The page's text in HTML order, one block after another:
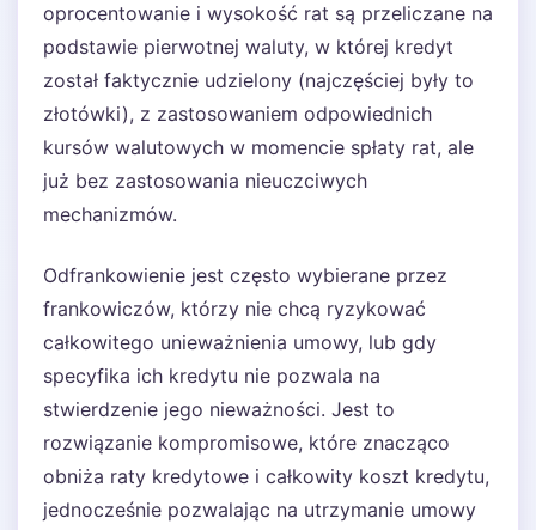
oprocentowanie i wysokość rat są przeliczane na
podstawie pierwotnej waluty, w której kredyt
został faktycznie udzielony (najczęściej były to
złotówki), z zastosowaniem odpowiednich
kursów walutowych w momencie spłaty rat, ale
już bez zastosowania nieuczciwych
mechanizmów.
Odfrankowienie jest często wybierane przez
frankowiczów, którzy nie chcą ryzykować
całkowitego unieważnienia umowy, lub gdy
specyfika ich kredytu nie pozwala na
stwierdzenie jego nieważności. Jest to
rozwiązanie kompromisowe, które znacząco
obniża raty kredytowe i całkowity koszt kredytu,
jednocześnie pozwalając na utrzymanie umowy